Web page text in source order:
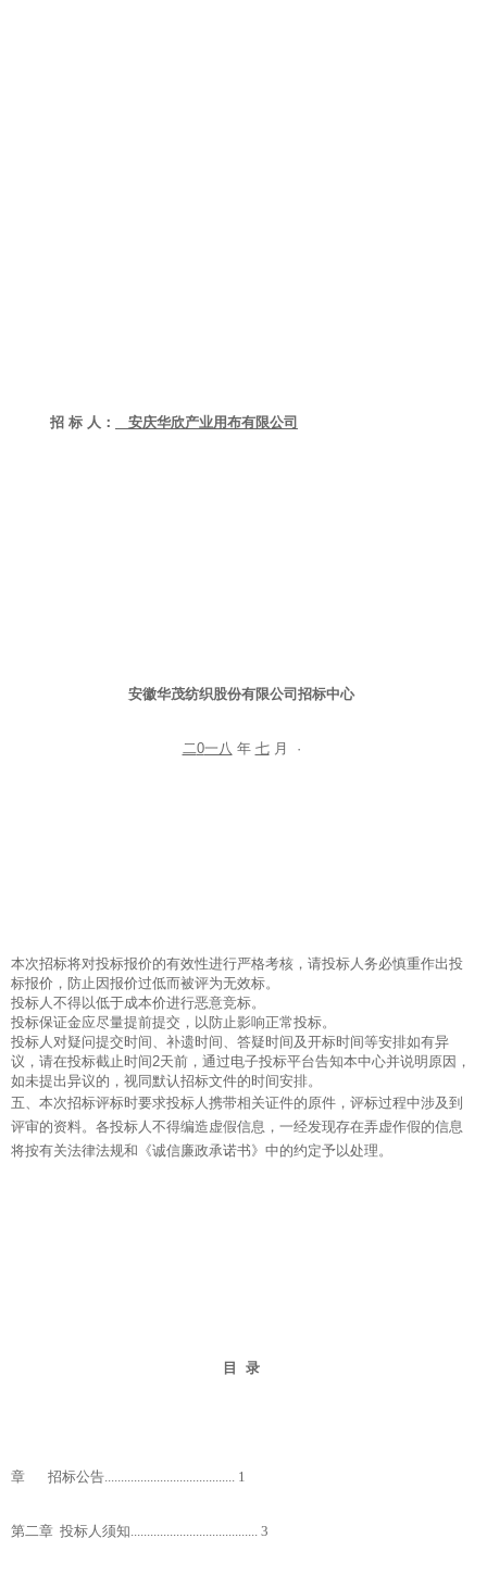
招 标 人 ： 安庆华欣产业用布有限公司
安徽华茂纺织股份有限公司招标中心
二0一八 年 七月 ·
本次招标将对投标报价的有效性进行严格考核，请投标人务必慎重作出投
标报价，防止因报价过低而被评为无效标。
投标人不得以低于成本价进行恶意竞标。
投标保证金应尽量提前提交，以防止影响正常投标。
投标人对疑问提交时间、补遗时间、答疑时间及开标时间等安排如有异
议，请在投标截止时间2天前，通过电子投标平台告知本中心并说明原因，
如未提出异议的，视同默认招标文件的时间安排。
五、本次招标评标时要求投标人携带相关证件的原件，评标过程中涉及到
评审的资料。各投标人不得编造虚假信息，一经发现存在弄虚作假的信息
将按有关法律法规和《诚信廉政承诺书》中的约定予以处理。
目 录
章 招标公告........................................ 1
第二章 投标人须知....................................... 3